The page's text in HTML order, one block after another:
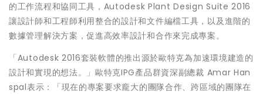
的工作流程和協同工具，Autodesk Plant Design Suite 2016
讓設計師和工程師利用整合的設計和文件編檔工具，以及進階的
數據管理解決方案，促進高效率設計和合作來完成專案。
「Autodesk 2016套裝軟體的推出源於歐特克為加速環境建造的
設計和實現的想法。」歐特克IPG產品群資深副總裁 Amar Han
spal表示：「現在的專案要求龐大的團隊合作、跨區域的團隊在